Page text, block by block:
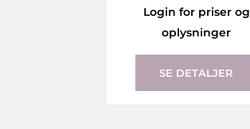
Login for priser og
oplysninger
SE DETALJER